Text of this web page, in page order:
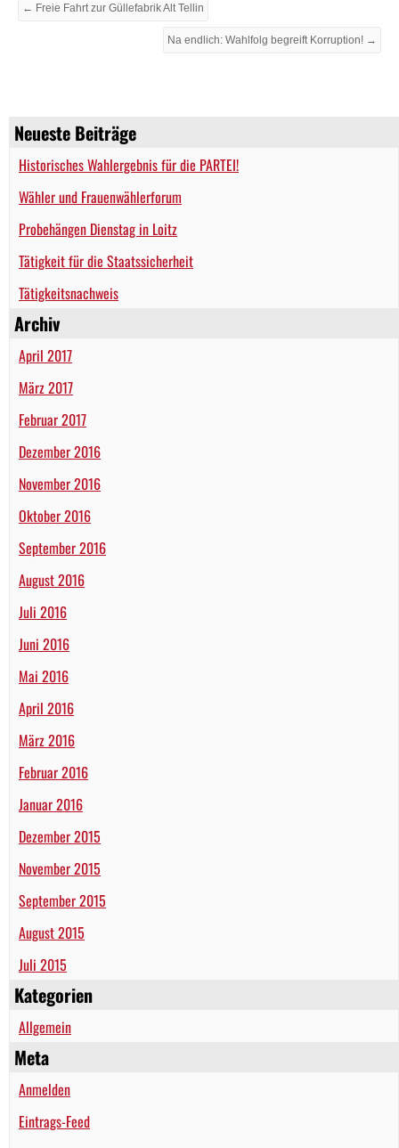
Neueste Beiträge
Historisches Wahlergebnis für die PARTEI!
Wähler und Frauenwählerforum
Probehängen Dienstag in Loitz
Tätigkeit für die Staatssicherheit
Tätigkeitsnachweis
Archiv
April 2017
März 2017
Februar 2017
Dezember 2016
November 2016
Oktober 2016
September 2016
August 2016
Juli 2016
Juni 2016
Mai 2016
April 2016
März 2016
Februar 2016
Januar 2016
Dezember 2015
November 2015
September 2015
August 2015
Juli 2015
Kategorien
Allgemein
Meta
Anmelden
Eintrags-Feed
← Freie Fahrt zur Güllefabrik Alt Tellin
Na endlich: Wahlfolg begreift Korruption! →